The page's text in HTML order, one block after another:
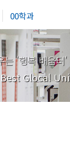
00학과
는 '행복 배움터'
Glocal